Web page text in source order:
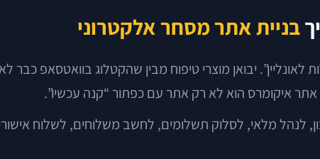
בניית אתר מסחר אלקטרוני
יבואן מוצרי טיפוח מבין שהקטלוג בוואטסאפ כבר
איקומרס הוא לא רק אתר עם כפתור “קנה עכשיו”.
לנהל מלאי, לסלוק תשלומים, לחשב משלוחים, לשלוח